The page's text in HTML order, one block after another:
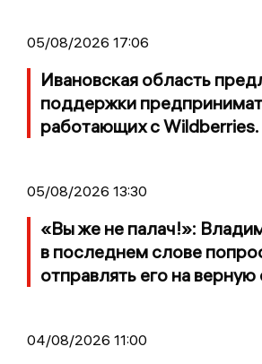
05/08/2026 17:06
Ивановская область
поддержки
работающих с
05/08/2026 13:30
«Вы же не палач!»:
в последнем слове
отправлять его на
04/08/2026 11:00